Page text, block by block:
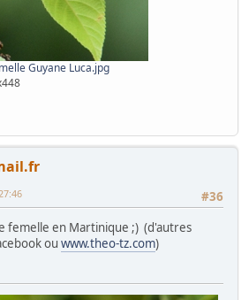
Guyane Luca.jpg
#36
femelle en Martinique ;) (d'autres
ou www.theo-tz.com)